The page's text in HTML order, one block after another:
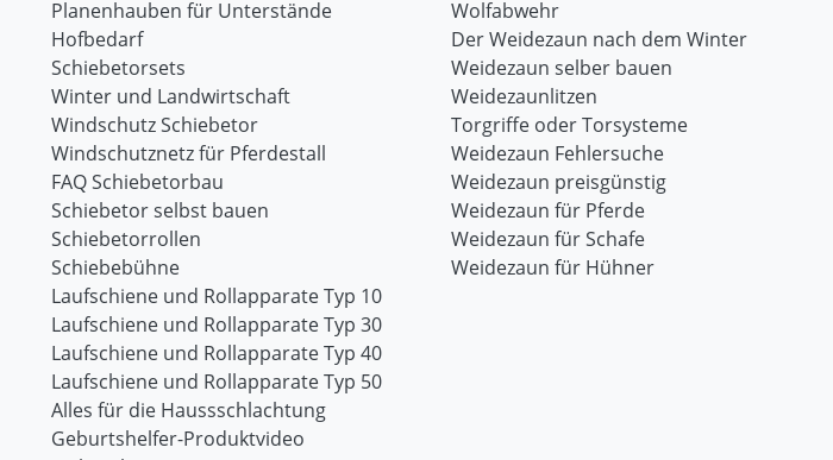
Planenhauben für Unterstände
Hofbedarf
Schiebetorsets
Winter und Landwirtschaft
Windschutz Schiebetor
Windschutznetz für Pferdestall
FAQ Schiebetorbau
Schiebetor selbst bauen
Schiebetorrollen
Schiebebühne
Laufschiene und Rollapparate Typ 10
Laufschiene und Rollapparate Typ 30
Laufschiene und Rollapparate Typ 40
Laufschiene und Rollapparate Typ 50
Alles für die Haussschlachtung
Geburtshelfer-Produktvideo
Wolfabwehr
Der Weidezaun nach dem Winter
Weidezaun selber bauen
Weidezaunlitzen
Torgriffe oder Torsysteme
Weidezaun Fehlersuche
Weidezaun preisgünstig
Weidezaun für Pferde
Weidezaun für Schafe
Weidezaun für Hühner